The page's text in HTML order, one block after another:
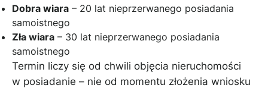
Dobra wiara – 20 lat nieprzerwanego posiadania
samoistnego
Zła wiara – 30 lat nieprzerwanego posiadania
samoistnego
Termin liczy się od chwili objęcia nieruchomości
w posiadanie – nie od momentu złożenia wniosku